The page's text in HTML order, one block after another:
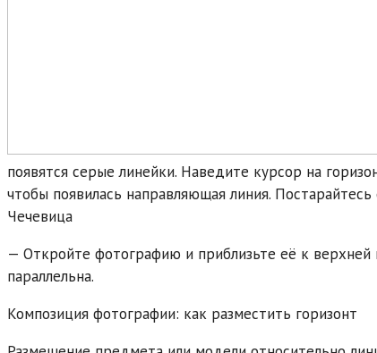
появятся серые линейки. Наведите курсор на
чтобы появилась направляющая линия.
Чечевица
— Откройте фотографию и приблизьте её к
параллельна.
Композиция фотографии: как разместить горизонт